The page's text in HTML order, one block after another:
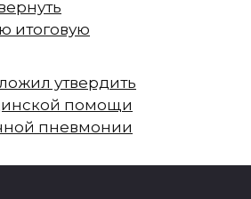
итоговую
утвердить
помощи
пневмонии